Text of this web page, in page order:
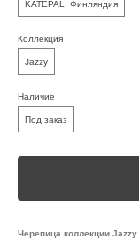
KATEPAL. Финляндия
Коллекция
Jazzy
Наличие
Под заказ
Черепица коллекции Jazzy